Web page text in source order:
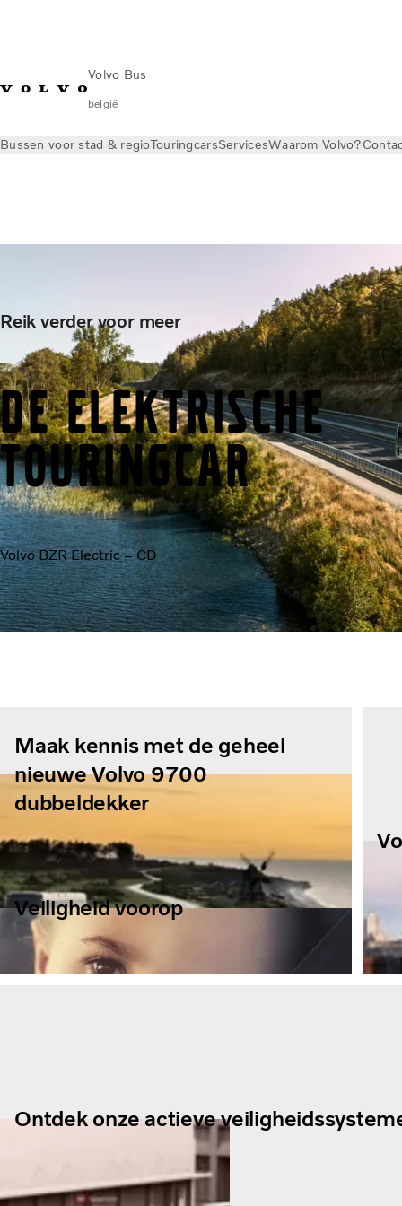
Volvo Bus
belgië
Bussen voor stad & regioTouringcarsServicesWaarom Volvo?
Reik verder voor meer
De elektrische
touringcar
Volvo BZR Electric – CD
Maak kennis met de geheel
nieuwe Volvo 9700
dubbeldekker
Veiligheid voorop
Ontdek onze actieve